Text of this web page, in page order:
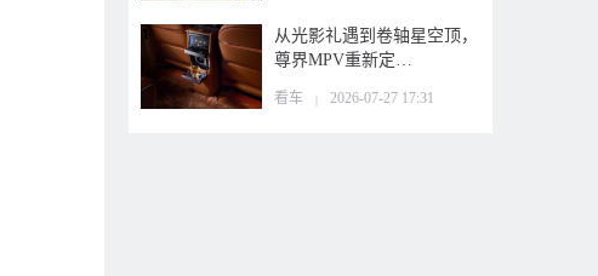
从光影礼遇到卷轴星空顶，
尊界MPV重新定…
看车 2026-07-27 17:31